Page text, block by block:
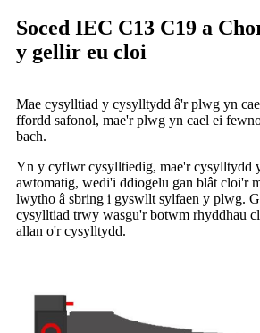
Soced IEC C13 C19 a
y gellir eu cloi
Mae cysylltiad y cysylltydd â'r plwg yn
ffordd safonol, mae'r plwg yn cael ei
bach.
Yn y cyflwr cysylltiedig, mae'r cysylltydd
awtomatig, wedi'i ddiogelu gan blât cloi'r
lwytho â sbring i gyswllt sylfaen y plwg.
cysylltiad trwy wasgu'r botwm rhyddhau
allan o'r cysylltydd.